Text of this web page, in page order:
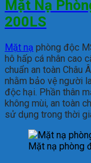
Mặt Nạ
200LS
Mặt nạ phòng độc
hô hấp cá nhân cao
chuẩn an toàn Châu
nhằm bảo vệ người
độc hại. Phần thân
không mùi, an toàn
sử dụng trong thời
Mặt nạ phòng